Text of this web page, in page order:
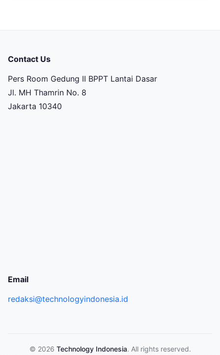
Contact Us
Pers Room Gedung II BPPT Lantai Dasar
Jl. MH Thamrin No. 8
Jakarta 10340
Email
redaksi@technologyindonesia.id
© 2026 Technology Indonesia. All rights reserved.